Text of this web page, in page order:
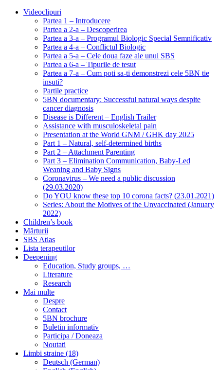
Videoclipuri
Partea 1 – Introducere
Partea a 2-a – Descoperirea
Partea a 3-a – Programul Biologic Special Semnificativ
Partea a 4-a – Conflictul Biologic
Partea a 5-a – Cele doua faze ale unui SBS
Partea a 6-a – Tipurile de tesut
Partea a 7-a – Cum poti sa-ti demonstrezi cele 5BN tie
insuti?
Partile practice
5BN documentary: Successful natural ways despite
cancer diagnosis
Disease is Different – English Trailer
Assistance with musculoskeletal pain
Presentation at the World GNM / GHK day 2025
Part 1 – Natural, self-determined births
Part 2 – Attachment Parenting
Part 3 – Elimination Communication, Baby-Led
Weaning and Baby Signs
Coronavirus – We need a public discussion
(29.03.2020)
Do YOU know these top 10 corona facts? (23.01.2021)
Series: About the Motives of the Unvaccinated (January
2022)
Children’s book
Mărturii
SBS Atlas
Lista terapeutilor
Deepening
Education, Study groups, …
Literature
Research
Mai multe
Despre
Contact
5BN brochure
Buletin informativ
Participa / Doneaza
Noutati
Limbi straine (18)
Deutsch (German)